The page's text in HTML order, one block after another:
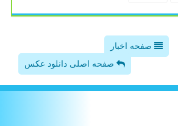
صفحه اخبار
صفحه اصلی دانلود عکس